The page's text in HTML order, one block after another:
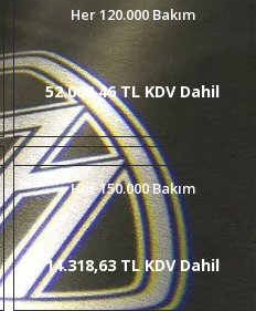
Her 120.000 Bakım
52.008,46 TL KDV Dahil
Her 150.000 Bakım
14.318,63 TL KDV Dahil